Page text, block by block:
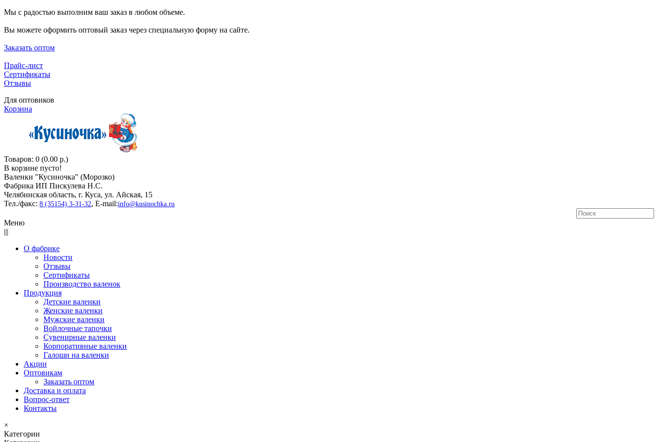
Мы с радостью выполним ваш заказ в любом объеме.
Вы можете оформить оптовый заказ через специальную форму на сайте.
Заказать оптом
Прайс-лист
Сертификаты
Отзывы
Для оптовиков
Корзина
Товаров: 0 (0.00 р.)
В корзине пусто!
Валенки "Кусиночкa" (Морозко)
Фабрика ИП Пискулева Н.С.
Челябинская область, г. Куса, ул. Айская, 15
Тел./факс: 8 (35154) 3-31-32, E-mail:info@kusinochka.ru
Меню
|||
О фабрике
Новости
Отзывы
Сертификаты
Производство валенок
Продукция
Детские валенки
Женские валенки
Мужские валенки
Войлочные тапочки
Сувенирные валенки
Корпоративные валенки
Галоши на валенки
Акции
Оптовикам
Заказать оптом
Доставка и оплата
Вопрос-ответ
Контакты
×
Категории